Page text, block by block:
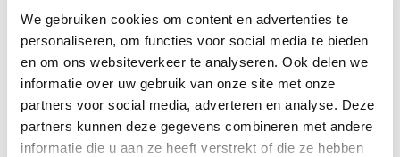
We gebruiken cookies om content en advertenties te
personaliseren, om functies voor social media te bieden
en om ons websiteverkeer te analyseren. Ook delen we
informatie over uw gebruik van onze site met onze
partners voor social media, adverteren en analyse. Deze
partners kunnen deze gegevens combineren met andere
informatie die u aan ze heeft verstrekt of die ze hebben
werelddekking nodig. Werelddekking is vooral
verstandig bij:
• Verre rondreizen of backpackvakanties
• Workations buiten Europa
• Reizen waarbij je meerdere continenten bezoekt
Controleer daarbij altijd goed welke landen en